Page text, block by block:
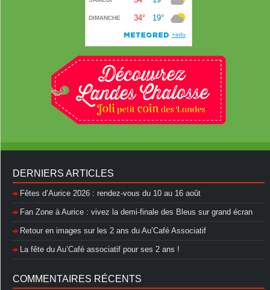
DERNIERS ARTICLES
Fêtes d’Aurice 2026 : rendez-vous du 10 au 16 août
Fan Zone à Aurice : vivez la demi-finale des Bleus sur grand écran
Retour en images sur les 2 ans du Au’Café Associatif
La fête du Au’Café associatif pour ses 2 ans !
COMMENTAIRES RÉCENTS